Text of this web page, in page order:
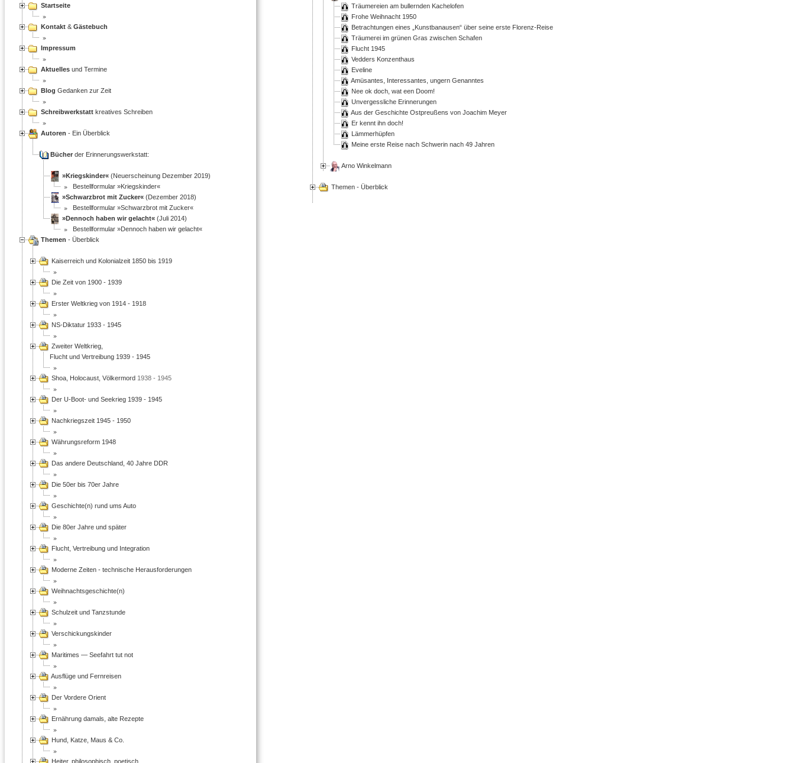
Träumereien am bullernden Kachelofen
Frohe Weihnacht 1950
Betrachtungen eines
Kunstbanausen über seine erste Florenz-Reise
Träumerei im grünen Gras zwischen Schafen
Flucht 1945
Vedders Konzenthaus
Eveline
Amüsantes, Interessantes, ungern Genanntes
Nee ok doch, wat een Doom!
Unvergessliche Erinnerungen
Aus der Geschichte Ostpreußens von Joachim Meyer
Er kennt ihn doch!
Lämmerhüpfen
Meine erste Reise nach Schwerin nach 49 Jahren
Arno Winkelmann
Themen - Überblick
Startseite
Kontakt & Gästebuch
Impressum
Aktuelles und Termine
Blog Gedanken zur Zeit
Schreibwerkstatt kreatives Schreiben
Autoren - Ein Überblick
Bücher der Erinnerungswerkstatt:
»Kriegskinder« (Neuerscheinung Dezember 2019)
Bestellformular »Kriegskinder«
»Schwarzbrot mit Zucker« (Dezember 2018)
Bestellformular »Schwarzbrot mit Zucker«
»Dennoch haben wir gelacht« (Juli 2014)
Bestellformular »Dennoch haben wir gelacht«
Themen - Überblick
Kaiserreich und Kolonialzeit 1850 bis 1919
Die Zeit von 1900 - 1939
Erster Weltkrieg von 1914 - 1918
NS-Diktatur 1933 - 1945
Zweiter Weltkrieg,
Flucht und Vertreibung 1939 - 1945
Shoa, Holocaust, Völkermord 1938 - 1945
Der U-Boot- und Seekrieg 1939 - 1945
Nachkriegszeit 1945 - 1950
Währungsreform 1948
Das andere Deutschland, 40 Jahre DDR
Die 50er bis 70er Jahre
Geschichte(n) rund ums Auto
Die 80er Jahre und später
Flucht, Vertreibung und Integration
Moderne Zeiten - technische Herausforderungen
Weihnachtsgeschichte(n)
Schulzeit und Tanzstunde
Verschickungskinder
Maritimes — Seefahrt tut not
Ausflüge und Fernreisen
Der Vordere Orient
Ernährung damals, alte Rezepte
Hund, Katze, Maus & Co.
Heiter, philosophisch, poetisch